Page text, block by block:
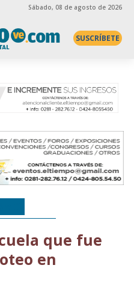
Sábado, 08 de agosto de 2026
SUSCRÍBETE
que fue
en